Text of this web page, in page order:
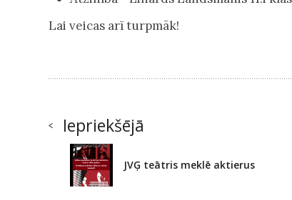
Lai veicas arī turpmāk!
Iepriekšējā
JVĢ teātris meklē aktierus